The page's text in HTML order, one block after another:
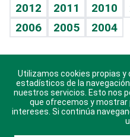
Celebrando la vida
Sin complejos
En pocas palabras
Escuchando al corazón
Economía Personal
2012
2011 2010
2006
2005 2004
Descarga nuestras
Utilizamos cookies propias
estadísticos de la
nuestros servicios. Esto nos
que ofrecemos y mostrar
intereses. Si continúa